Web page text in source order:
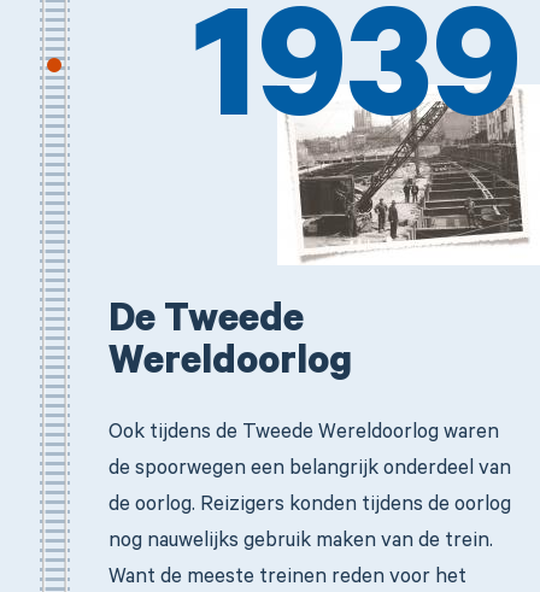
De Tweede
Wereldoorlog
Ook tijdens de Tweede Wereldoorlog waren
de spoorwegen een belangrijk onderdeel van
de oorlog. Reizigers konden tijdens de oorlog
nog nauwelijks gebruik maken van de trein.
Want de meeste treinen reden voor het
1939